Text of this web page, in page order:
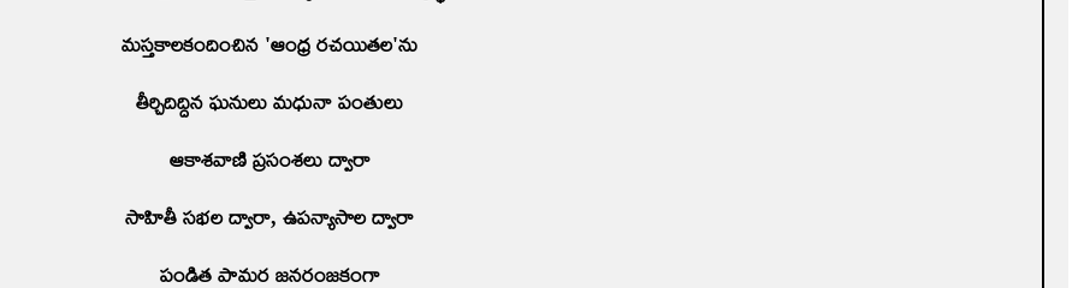
మస్తకాలకందించిన 'ఆంధ్ర రచయితల'ను
తీర్చిదిద్దిన ఘనులు మధునా పంతులు
ఆకాశవాణి ప్రసంశలు ద్వారా
సాహితీ సభల ద్వారా, ఉపన్యాసాల ద్వారా
పండిత పామర జనరంజకంగా